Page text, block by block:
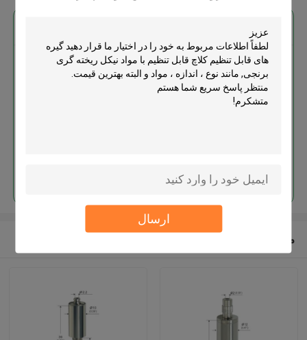
ارسال
گیره های قابل تنظیم کلاچ قابل
تنظیم با مواد نیکل ریخته گری برنجی
محصولات توصیه شده